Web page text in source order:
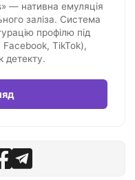
— нативна емуляція
заліза. Система
профілю під
TikTok),
детекту.